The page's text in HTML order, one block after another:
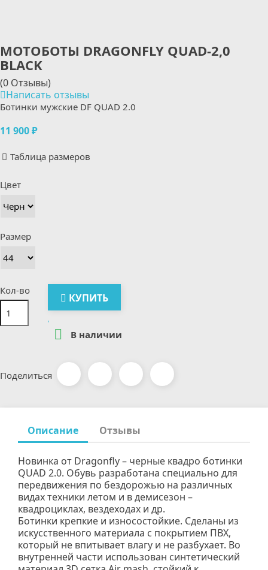
МОТОБОТЫ DRAGONFLY QUAD-2,0
BLACK
(0 Отзывы)
Написать отзывы
Ботинки мужские DF QUAD 2.0
11 900 ₽
Таблица размеров
Цвет
Размер
Кол-во
КУПИТЬ
 В наличии
Поделиться
Описание Отзывы
Новинка от Dragonfly – черные квадро ботинки
QUAD 2.0. Обувь разработана специально для
передвижения по бездорожью на различных
видах техники летом и в демисезон –
квадроциклах, вездеходах и др.
Ботинки крепкие и износостойкие. Сделаны из
искусственного материала с покрытием ПВХ,
который не впитывает влагу и не разбухает. Во
внутренней части использован синтетический